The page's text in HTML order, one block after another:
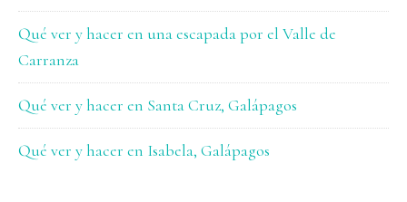
Qué ver y hacer en una escapada por el Valle de
Carranza
Qué ver y hacer en Santa Cruz, Galápagos
Qué ver y hacer en Isabela, Galápagos